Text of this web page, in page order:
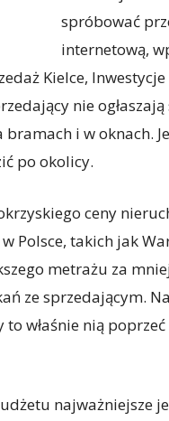
spróbować
internetową,
Kielce,
nie
i w oknach.
po okolicy.
ceny
Polsce, takich jak
metrażu za
ze sprzedającym.
właśnie nią
najważniejsze